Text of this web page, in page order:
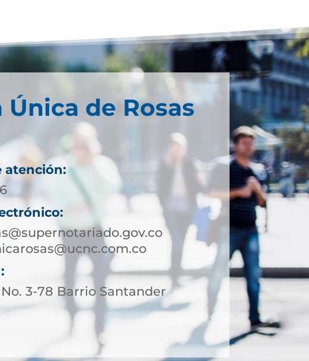
Única de Rosas
atención:
3-78 Barrio Santander